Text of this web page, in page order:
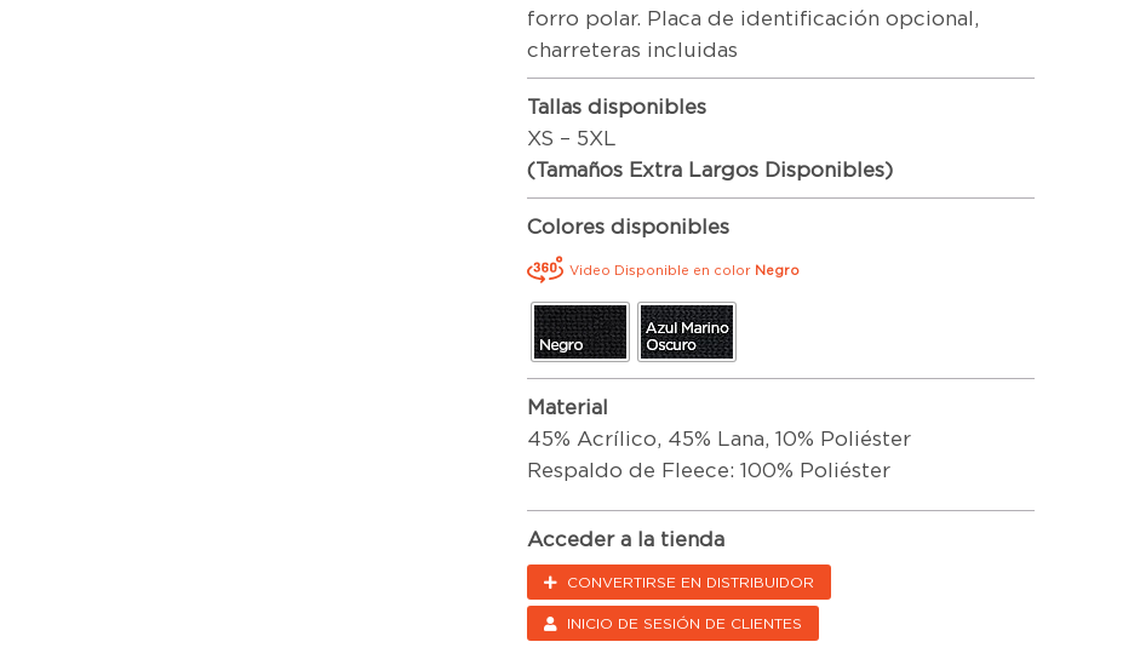
forro polar. Placa de identificación opcional,
charreteras incluidas
Tallas disponibles
XS – 5XL
(Tamaños Extra Largos Disponibles)
Colores disponibles
Video Disponible en color Negro
Material
45% Acrílico, 45% Lana, 10% Poliéster
Respaldo de Fleece: 100% Poliéster
Acceder a la tienda
CONVERTIRSE EN DISTRIBUIDOR
INICIO DE SESIÓN DE CLIENTES